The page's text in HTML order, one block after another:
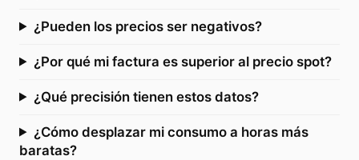
¿Pueden los precios ser negativos?
¿Por qué mi factura es superior al precio spot?
¿Qué precisión tienen estos datos?
¿Cómo desplazar mi consumo a horas más
baratas?